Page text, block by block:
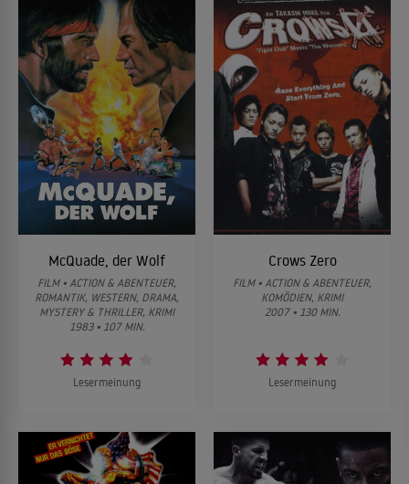
McQuade, der Wolf
FILM • ACTION & ABENTEUER,
ROMANTIK, WESTERN, DRAMA,
MYSTERY & THRILLER, KRIMI
1983 • 107 MIN.
Lesermeinung
Crows Zero
FILM • ACTION & ABENTEUER,
KOMÖDIEN, KRIMI
2007 • 130 MIN.
Lesermeinung